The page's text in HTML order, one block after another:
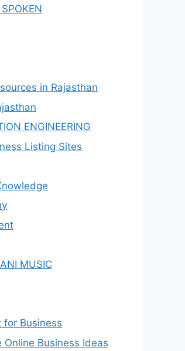
in Rajasthan
ENGINEERING
Listing Sites
MUSIC
for Business
Online Business Ideas